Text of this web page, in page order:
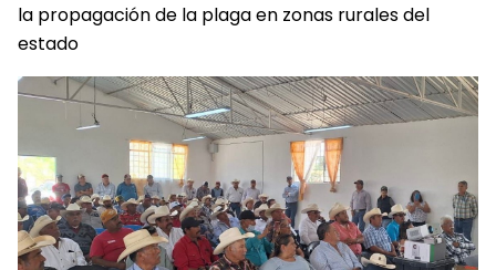
la propagación de la plaga en zonas rurales del
estado